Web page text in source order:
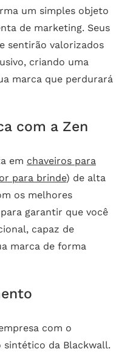
um simples objeto
de marketing. Seus
sentirão valorizados
criando uma
marca que perdurará
com a Zen
em chaveiros para
para brinde) de alta
os melhores
garantir que você
capaz de
marca de forma
com o
sintético da Blackwall.